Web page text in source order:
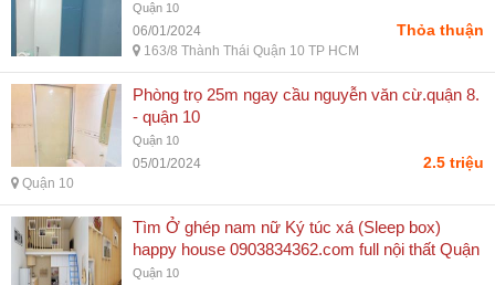
Quận 10
06/01/2024 Thỏa thuận
163/8 Thành Thái Quận 10 TP HCM
Phòng trọ 25m ngay cầu nguyễn văn cừ.quận 8.
- quận 10
Quận 10
05/01/2024 2.5 triệu
Quận 10
Tìm Ở ghép nam nữ Ký túc xá (Sleep box)
happy house 0903834362.com full nội thất Quận
5 Quận 10 - giá 1,2tr - Đại Phúc
Quận 10